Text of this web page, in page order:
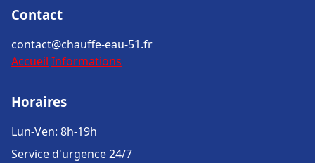
Contact
contact@chauffe-eau-51.fr
Accueil Informations
Horaires
Lun-Ven: 8h-19h
Service d'urgence 24/7